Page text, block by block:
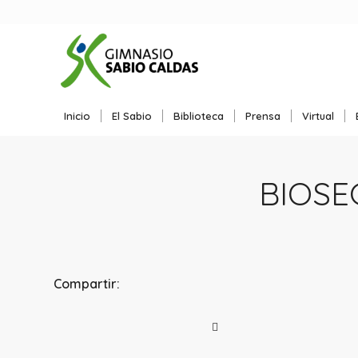
Inicio El Sabio Biblioteca Prensa Virtual
Compartir: